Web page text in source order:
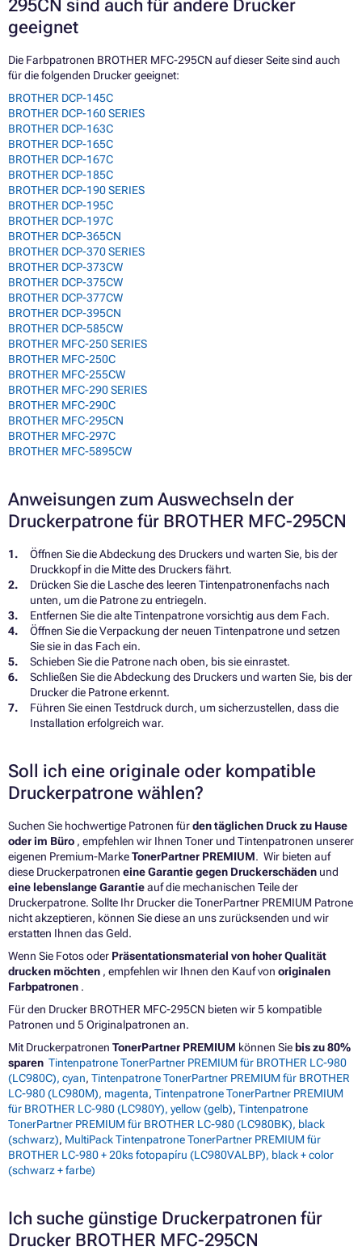
295CN sind auch für andere Drucker
geeignet
Die Farbpatronen BROTHER MFC-295CN auf dieser Seite sind auch
für die folgenden Drucker geeignet:
BROTHER DCP-145C
BROTHER DCP-160 SERIES
BROTHER DCP-163C
BROTHER DCP-165C
BROTHER DCP-167C
BROTHER DCP-185C
BROTHER DCP-190 SERIES
BROTHER DCP-195C
BROTHER DCP-197C
BROTHER DCP-365CN
BROTHER DCP-370 SERIES
BROTHER DCP-373CW
BROTHER DCP-375CW
BROTHER DCP-377CW
BROTHER DCP-395CN
BROTHER DCP-585CW
BROTHER MFC-250 SERIES
BROTHER MFC-250C
BROTHER MFC-255CW
BROTHER MFC-290 SERIES
BROTHER MFC-290C
BROTHER MFC-295CN
BROTHER MFC-297C
BROTHER MFC-5895CW
Anweisungen zum Auswechseln der
Druckerpatrone für BROTHER MFC-295CN
Öffnen Sie die Abdeckung des Druckers und warten Sie, bis der
Druckkopf in die Mitte des Druckers fährt.
Drücken Sie die Lasche des leeren Tintenpatronenfachs nach
unten, um die Patrone zu entriegeln.
Entfernen Sie die alte Tintenpatrone vorsichtig aus dem Fach.
Öffnen Sie die Verpackung der neuen Tintenpatrone und setzen
Sie sie in das Fach ein.
Schieben Sie die Patrone nach oben, bis sie einrastet.
Schließen Sie die Abdeckung des Druckers und warten Sie, bis der
Drucker die Patrone erkennt.
Führen Sie einen Testdruck durch, um sicherzustellen, dass die
Installation erfolgreich war.
Soll ich eine originale oder kompatible
Druckerpatrone wählen?
Suchen Sie hochwertige Patronen fürden täglichen Druck zu Hause
oder im Büro , empfehlen wir Ihnen Toner und Tintenpatronen unserer
eigenen Premium-MarkeTonerPartner PREMIUM. Wir bieten auf
diese Druckerpatronen eine Garantie gegen Druckerschäden und
eine lebenslange Garantieauf die mechanischen Teile der
Druckerpatrone. Sollte Ihr Drucker die TonerPartner PREMIUM Patrone
nicht akzeptieren, können Sie diese an uns zurücksenden und wir
erstatten Ihnen das Geld.
Wenn Sie Fotos oder Präsentationsmaterial von hoher Qualität
drucken möchten , empfehlen wir Ihnen den Kauf von originalen
Farbpatronen .
Für den Drucker BROTHER MFC-295CN bieten wir 5 kompatible
Patronen und 5 Originalpatronen an.
Mit Druckerpatronen TonerPartner PREMIUM können Sie bis zu 80%
sparen Tintenpatrone TonerPartner PREMIUM für BROTHER LC-980
(LC980C), cyan, Tintenpatrone TonerPartner PREMIUM für BROTHER
LC-980 (LC980M), magenta, Tintenpatrone TonerPartner PREMIUM
für BROTHER LC-980 (LC980Y), yellow (gelb), Tintenpatrone
TonerPartner PREMIUM für BROTHER LC-980 (LC980BK), black
(schwarz), MultiPack Tintenpatrone TonerPartner PREMIUM für
BROTHER LC-980 + 20ks fotopapíru (LC980VALBP), black + color
(schwarz + farbe)
Ich suche günstige Druckerpatronen für
Drucker BROTHER MFC-295CN